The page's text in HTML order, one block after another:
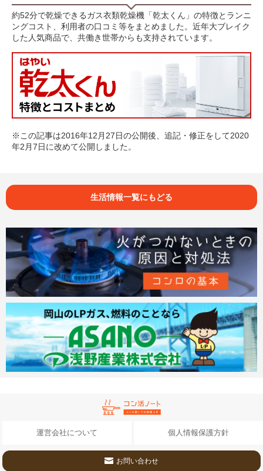
約52分で乾燥できるガス衣類乾燥機「乾太くん」の特徴とランニ
ングコスト、利用者の口コミ等をまとめました。近年大ブレイク
した人気商品で、共働き世帯からも支持されています。
※この記事は2016年12月27日の公開後、追記・修正をして2020
年2月7日に改めて公開しました。
生活情報一覧にもどる
運営会社について 個人情報保護方針
お問い合わせ